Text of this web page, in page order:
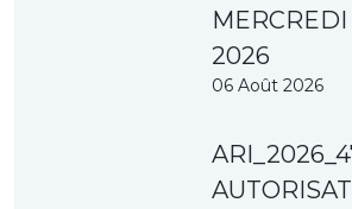
MERCREDI
2026
06 Août 2026